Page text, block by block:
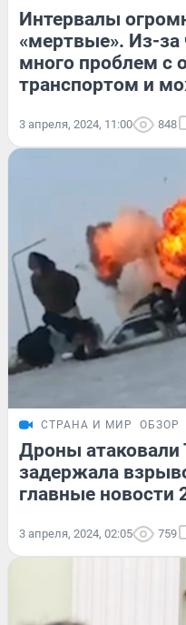
Интервалы
«мертвые». Из-за
много проблем с
транспортом и
3 апреля, 2024, 11:00 848
СТРАНА И МИР ОБЗОР
Дроны атаковали
задержала
главные новости
3 апреля, 2024, 02:05 759